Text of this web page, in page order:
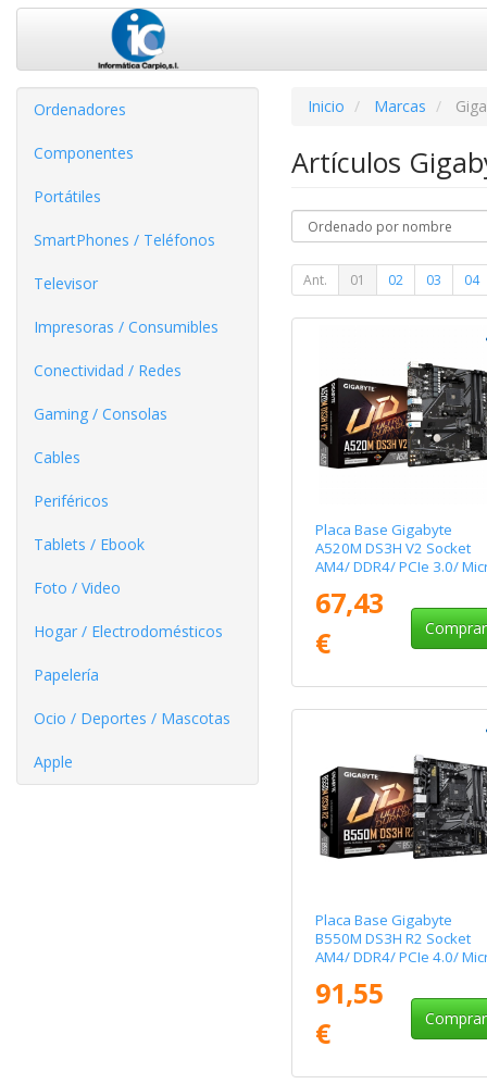
Ordenadores
Componentes
Portátiles
SmartPhones / Teléfonos
Televisor
Impresoras / Consumibles
Conectividad / Redes
Gaming / Consolas
Cables
Periféricos
Tablets / Ebook
Foto / Video
Hogar / Electrodomésticos
Papelería
Ocio / Deportes / Mascotas
Apple
Inicio Marcas
Artículos
Ant. 01 02 03 04
Placa Base Gigabyte
A520M DS3H V2 Socket
AM4/ DDR4/ PCIe 3.0/
67,43
€
Comprar
Placa Base Gigabyte
B550M DS3H R2 Socket
AM4/ DDR4/ PCIe 4.0/
91,55
€
Comprar